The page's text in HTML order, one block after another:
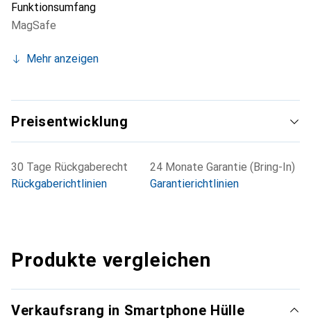
Funktionsumfang
MagSafe
Mehr anzeigen
Preisentwicklung
30 Tage Rückgaberecht
Rückgaberichtlinien
24 Monate Garantie (Bring-In)
Garantierichtlinien
Produkte vergleichen
Verkaufsrang in Smartphone Hülle